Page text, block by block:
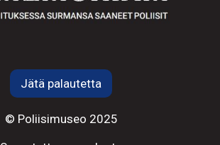
Jätä palautetta
© Poliisimuseo 2025